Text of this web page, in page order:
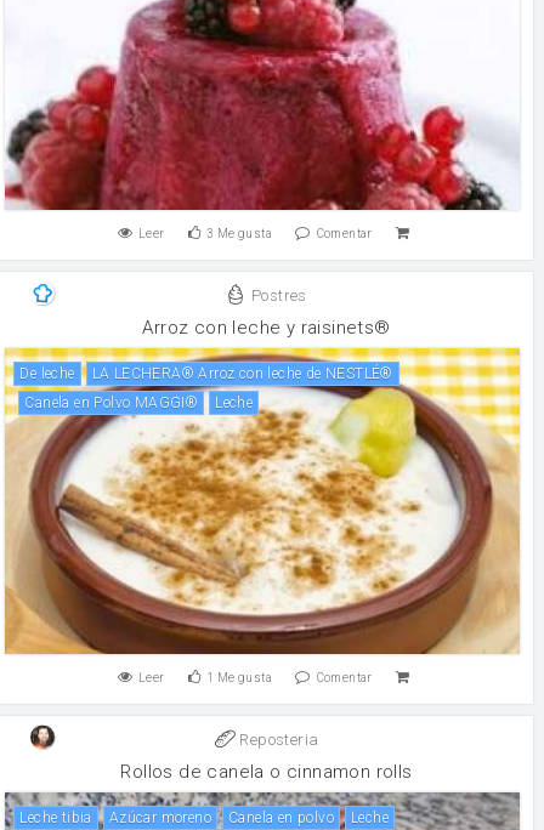
Leer 3 Me gusta Comentar
Postres
Arroz con leche y raisinets®
de leche
LA LECHERA® Arroz con leche de NESTLÉ®
Canela en Polvo MAGGI®
leche
Leer 1 Me gusta Comentar
Reposteria
Rollos de canela o cinnamon rolls
Leche tibia Azúcar moreno canela en polvo leche